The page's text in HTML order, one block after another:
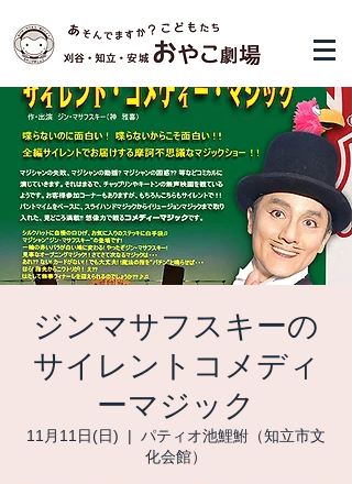
ジンマサフスキーの
サイレントコメディ
ーマジック
11月11日(日)
  |
パティオ池鯉鮒（知立市文
化会館）